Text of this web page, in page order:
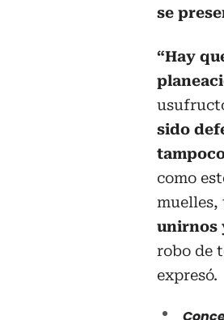
se
“Hay
sido
como
muelles,
unirnos
robo de
expresó.